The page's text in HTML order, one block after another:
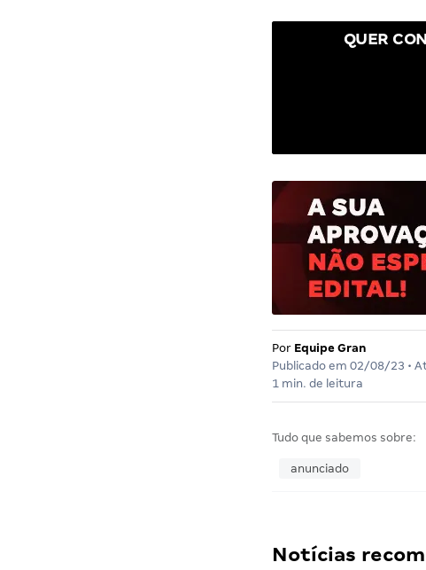
QUER
Por Equipe Gran
Publicado em 02/08/23 •
1 min. de leitura
Tudo que sabemos sobre:
anunciado
Notícias